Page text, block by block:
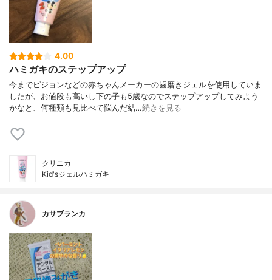
4.00
ハミガキのステップアップ
今までピジョンなどの赤ちゃんメーカーの歯磨きジェルを使用していま
したが、お値段も高いし下の子も5歳なのでステップアップしてみよう
かなと、何種類も見比べて悩んだ結…続きを見る
クリニカ
Kid'sジェルハミガキ
カサブランカ